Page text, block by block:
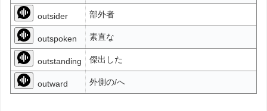
outsider 部外者
outspoken 素直な
outstanding 傑出した
outward 外側の/へ